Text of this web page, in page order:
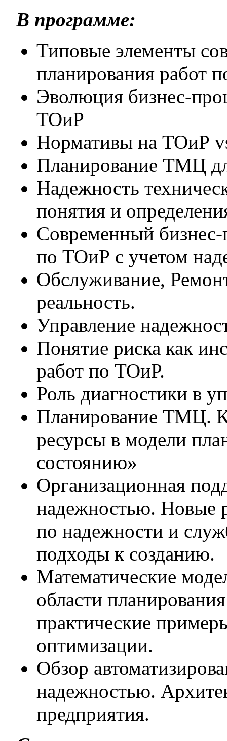
В программе:
Типовые элементы
планирования работ
Эволюция бизнес-
ТОиР
Нормативы на ТОиР
Планирование ТМЦ
Надежность
понятия и
Современный бизнес-
по ТОиР с учетом
Обслуживание,
реальность.
Управление
Понятие риска как
работ по ТОиР.
Роль диагностики в
Планирование ТМЦ.
ресурсы в модели
состоянию»
Организационная
надежностью. Новые
по надежности и
подходы к созданию.
Математические
области
практические
оптимизации.
Обзор
надежностью.
предприятия.